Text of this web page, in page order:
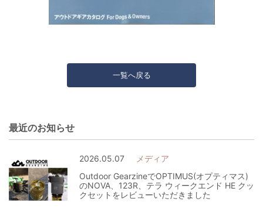
一覧へ戻る
最近のお知らせ
2026.05.07
メディア
Outdoor GearzineでOPTIMUS(オプティマス)
のNOVA、123R、テラ ウィークエンド HE クッ
クセットをレビューいただきました